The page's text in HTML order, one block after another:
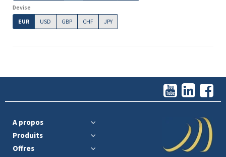
Devise
EUR
USD GBP CHF JPY
A propos
Produits
Offres